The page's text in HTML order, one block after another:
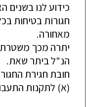
כידוע לנו בשנים
חגורות בטיחות
מאחורה.
יתרה מכך
הנ"ל ביתר שאת.
(א) לתקנות